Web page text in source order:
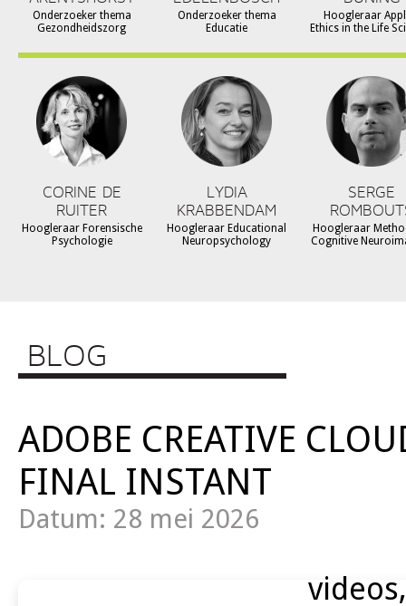
Onderzoeker thema
Gezondheidszorg
Onderzoeker thema
Educatie
Hoogleraar
Ethics in the Life
CORINE DE
RUITER
Hoogleraar Forensische
Psychologie
LYDIA
KRABBENDAM
Hoogleraar Educational
Neuropsychology
SERGE
Hoogleraar
Cognitive
BLOG
ADOBE CREATIVE
FINAL INSTANT
Datum: 28 mei 2026